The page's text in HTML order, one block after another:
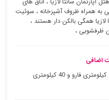
همراه ظروف آشپزخانه ، سوئیت
همگی بالکن دار هستند ،
ظرفشویی ،
اضافی
آپارتمان سانتا لوزیا در سانتا لوزیا، 26 کیلومتری فارو و 40 کیلومتری